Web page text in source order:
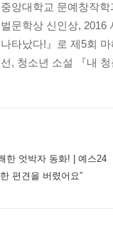
중앙대학교 문예창작
벌문학상 신인상, 2016
나타났다!』로 제5회
선, 청소년 소설 『내
한 엇박자 동화! | 예스24
편견을 버렸어요”